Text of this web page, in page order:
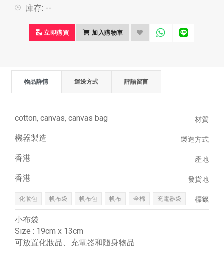
庫存: --
立即購買 加入購物車
物品詳情 運送方式 評語留言
材質
cotton, canvas, canvas bag
製造方式
機器製造
產地
香港
發貨地
香港
標籤
化妝包 帆布袋 帆布包 帆布 全棉 充電器袋
小布袋
Size : 19cm x 13cm
可放置化妝品、充電器和隨身物品